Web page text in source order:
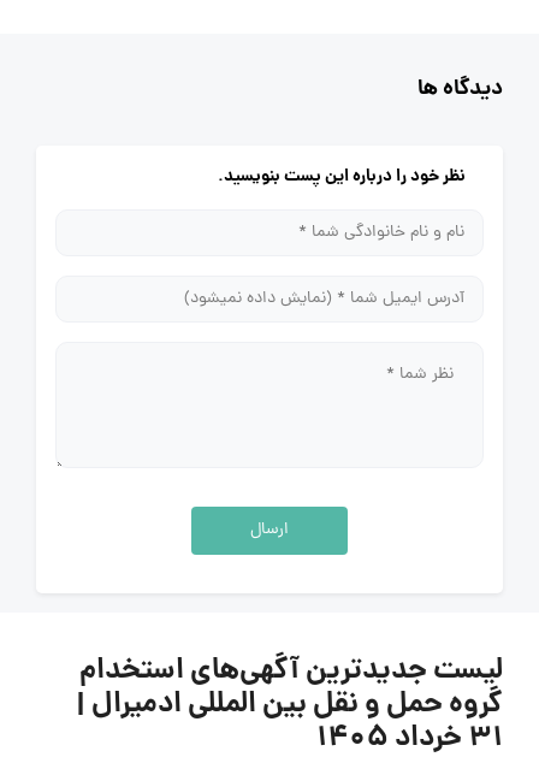
دیدگاه ها
نظر خود را درباره این پست بنویسید.
ارسال
لیست جدیدترین آگهی‌های استخدام
گروه حمل و نقل بین المللی ادمیرال |
۳۱ خرداد ۱۴۰۵